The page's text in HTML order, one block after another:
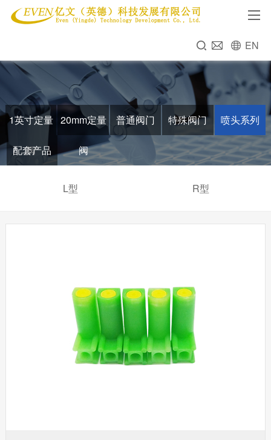
EN
1英寸定量
阀
20mm定量
阀
普通阀门 特殊阀门 喷头系列
配套产品
L型 R型